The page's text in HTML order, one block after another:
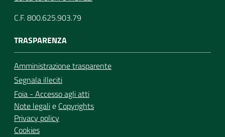
C.F. 800.625.903.79
TRASPARENZA
Amministrazione trasparente
Segnala illeciti
Foia - Accesso agli atti
Note legalie Copyrights
Privacy policy
Cookies